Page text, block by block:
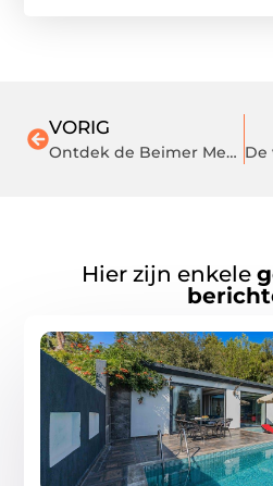
VORIG
Ontdek de Beimer Meat winkel in Enschede: een paradijs voor vleesliefhebbers
Hier zijn enkele